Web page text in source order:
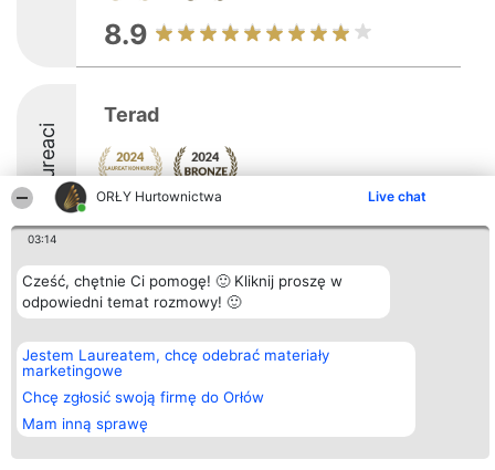
ORŁY Hurtownictwa Live chat
03:14
Cześć, chętnie Ci pomogę! 🙂 Kliknij proszę w
odpowiedni temat rozmowy! 🙂
Jestem Laureatem, chcę odebrać materiały
marketingowe
Chcę zgłosić swoją firmę do Orłów
Mam inną sprawę
8.9
Laureaci
Terad
8.6
Organizator plebiscytu
Bright Side Solutions sp. z o.
ul. Ruska 22
Wrocław 50-079
KRS 0000749100 | Regon
381313360 | NIP 8943132676
+48 508 492 400
Plebiscyt
Laureaci
wszystkich
Regulamin
Kontakt